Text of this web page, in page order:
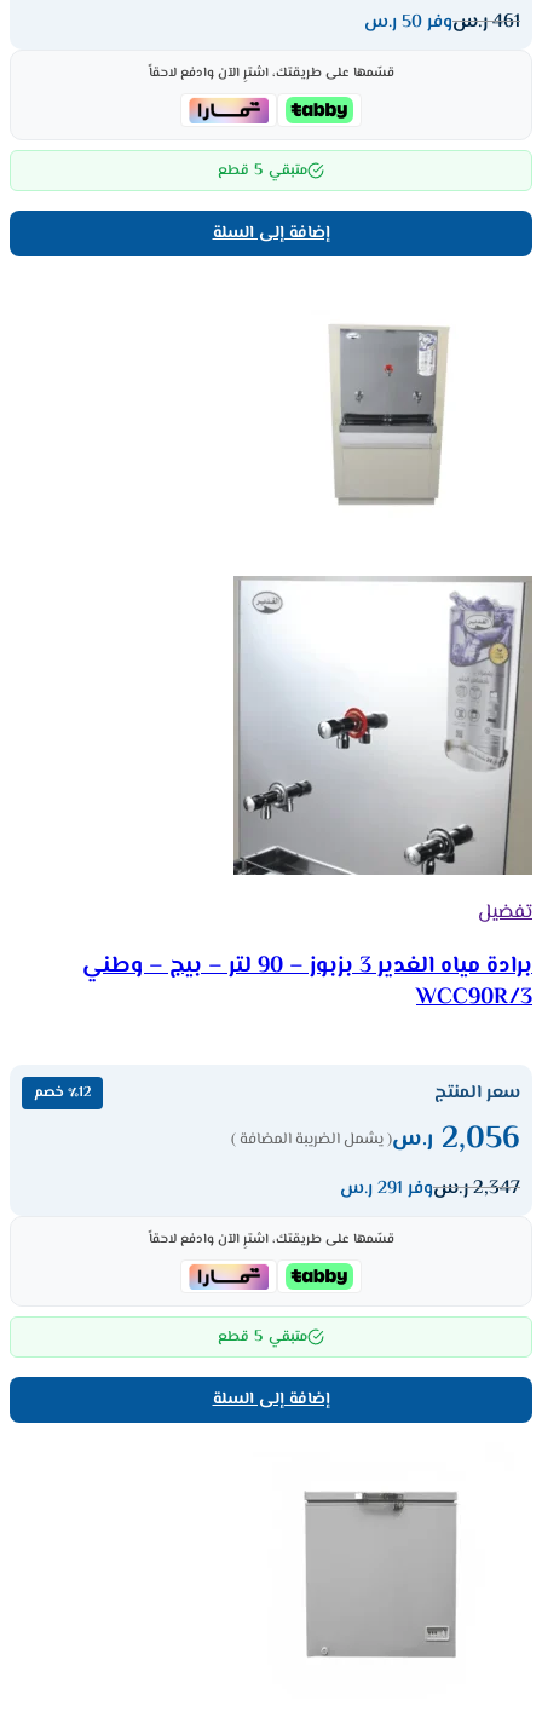
461ر.سوفر 50 ر.س
قسّمها على طريقتك، اشترِ الآن وادفع لاحقاً
متبقي 5 قطع
إضافة إلى السلة
تفضيل
برادة مياه الغدير 3 بزبوز – 90 لتر – بيج – وطني
WCC90R/3
سعر المنتج ٪12 خصم
2,056 ر.س( يشمل الضريبة المضافة )
2,347ر.سوفر 291 ر.س
قسّمها على طريقتك، اشترِ الآن وادفع لاحقاً
متبقي 5 قطع
إضافة إلى السلة